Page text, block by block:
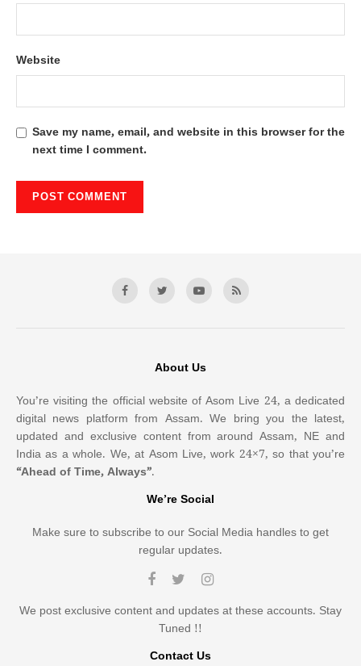
Website
Save my name, email, and website in this browser for the
next time I comment.
About Us
You’re visiting the official website of Asom Live 24, a dedicated
digital news platform from Assam. We bring you the latest,
updated and exclusive content from around Assam, NE and
India as a whole. We, at Asom Live, work 24×7, so that you’re
“Ahead of Time, Always”.
We’re Social
Make sure to subscribe to our Social Media handles to get
regular updates.
We post exclusive content and updates at these accounts. Stay
Tuned !!
Contact Us